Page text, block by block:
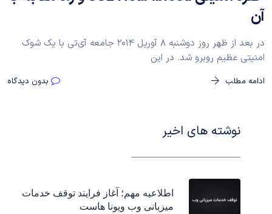
آن
در بعد از ظهر روز دوشنبه ۸ آوریل ۲۰۱۴ جامعه آی‌تی با یک شوک
امنیتی عظیم روبرو شد. در این
ادامه مطلب بدون دیدگاه
نوشته های اخیر
اطلاعیه مهم؛ آغاز فرایند توقف خدمات
میزبانی وب ویونا هاست